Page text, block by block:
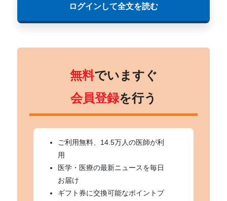
ログインして全文を読む
無料でいますぐ
会員登録を行う
ご利用無料、14.5万人の医師が利
用
医学・医療の最新ニュースを毎日
お届け
ギフト券に交換可能なポイントプ